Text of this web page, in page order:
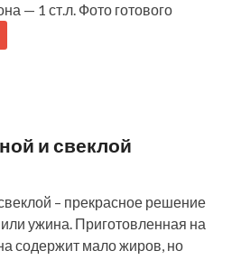
— 1 ст.л. Фото готового
и свеклой
– прекрасное решение
ужина. Приготовленная на
содержит мало жиров, но